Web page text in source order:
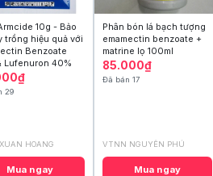
10g - Bảo
trồng hiệu quả với
Benzoate
Lufenuron 40%
29
HOANG
Mua ngay
Phân bón lá bạch tượng
emamectin benzoate +
matrine lọ 100ml
85.000₫
Đã bán 17
VTNN NGUYÊN PHÚ
Mua ngay